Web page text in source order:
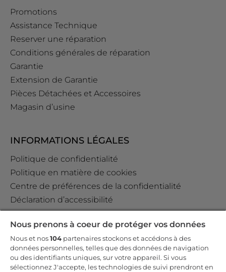
Promotions
Assistance Technique
Reserver une réparation
Conditions générales de réparation
Garantie
Extension de Garantie
Pièces Détachées et Accessoires
Magasin d’usine
INFORMATIONS LÉGALES
Politique de confidentialité
Politique en matière de cookies
Centre de préférences de la confidentialité
Déclaration d’accessibilité
Data Act Policy
Règlement GPSR (EU) 2023/988 Art. 19
Incrivez-vous à la newsletter
Nous prenons à coeur de protéger vos données
Nous et nos104 partenaires stockons et accédons à des
données personnelles, telles que des données de navigation
ou des identifiants uniques, sur votre appareil. Si vous
sélectionnez J'accepte, les technologies de suivi prendront en